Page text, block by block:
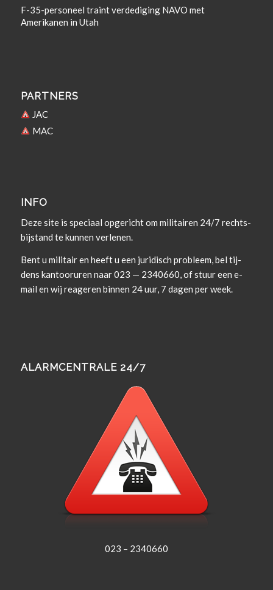
F-35-personeel traint verdediging NAVO met
Amerikanen in Utah
PARTNERS
JAC
MAC
INFO
Deze site is spe­ci­aal opgericht om militairen 24/7 rechts­
bi­j­s­tand te kun­nen verlenen.
Bent u militair en heeft u een juridisch prob­leem, bel tij­
dens kan­tooruren naar 023 — 2340660, of stuur een e-
mail en wij rea­geren bin­nen 24 uur, 7 dagen per week.
ALARMCENTRALE 24/7
023 – 2340660